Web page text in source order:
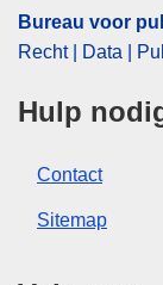
IMMC :
Bureau voor
Recht | Data |
Hulp
Contact
Sitemap